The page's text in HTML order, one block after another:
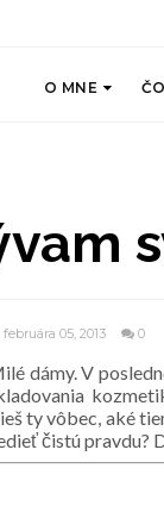
O MNE
05, 2013 0
dámy. V
ty vôbec, aké
čistú pravdu?